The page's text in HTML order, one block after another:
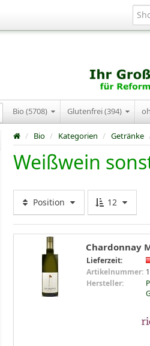
Bio (5708) Glutenfrei (394)
/ Bio / Kategorien / Getränke
Weißwein
Position 12
Chardonnay
Lieferzeit:
Artikelnummer:
Hersteller: